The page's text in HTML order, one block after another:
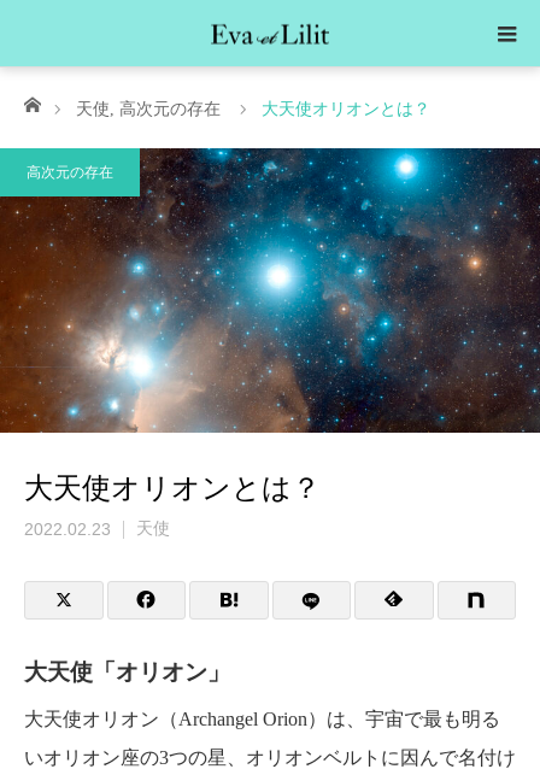
ホーム天使, 高次元の存在 大天使オリオンとは？
高次元の存在
大天使オリオンとは？
2022.02.23 天使
大天使「オリオン」
大天使オリオン（Archangel Orion）は、宇宙で最も明る
いオリオン座の3つの星、オリオンベルトに因んで名付け